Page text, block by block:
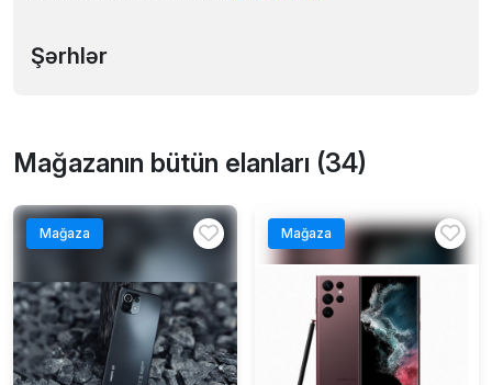
Şərhlər
Mağazanın bütün elanları (34)
Mağaza Mağaza